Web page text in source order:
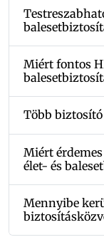
Miért fontos
Több
Miért
élet- és
Mennyibe